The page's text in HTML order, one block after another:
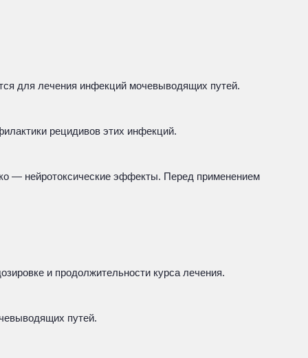
для лечения инфекций мочевыводящих путей.
рецидивов этих инфекций.
— нейротоксические эффекты. Перед применением
и продолжительности курса лечения.
путей.